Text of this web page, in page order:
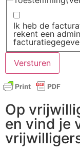
Ik heb de
rekent een
Op
en vind je